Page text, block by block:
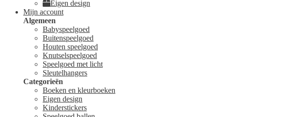
Eigen design
Mijn account
Algemeen
Babyspeelgoed
Buitenspeelgoed
Houten speelgoed
Knutselspeelgoed
Speelgoed met licht
Sleutelhangers
Categorieën
Boeken en kleurboeken
Eigen design
Kinderstickers